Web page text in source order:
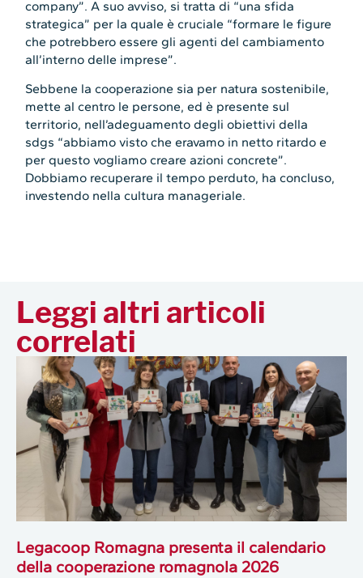
company”. A suo avviso, si tratta di “una sfida
strategica” per la quale è cruciale “formare le figure
che potrebbero essere gli agenti del cambiamento
all’interno delle imprese”.
Sebbene la cooperazione sia per natura sostenibile,
mette al centro le persone, ed è presente sul
territorio, nell’adeguamento degli obiettivi della
sdgs “abbiamo visto che eravamo in netto ritardo e
per questo vogliamo creare azioni concrete”.
Dobbiamo recuperare il tempo perduto, ha concluso,
investendo nella cultura manageriale.
Leggi altri articoli
correlati
Legacoop Romagna presenta il calendario
della cooperazione romagnola 2026